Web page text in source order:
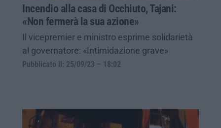
Incendio alla casa di Occhiuto, Tajani:
«Non fermerà la sua azione»
Il vicepremier e ministro esprime solidarietà
al governatore: «Intimidazione grave»
Pubblicato il: 25/09/23 – 18:02